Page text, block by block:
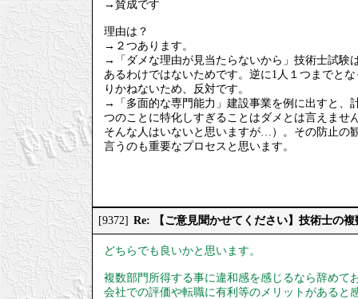
→賛成です
理由は？
→２つあります。
→「ダメな理由が見当たらないから」技術士試験
あるわけではないためです。逆に1人１つまでと
りかねないため、反対です。
→「多面的な専門能力」建設事業を例に出すと、
つのことに特化しすぎることはダメとは言えませ
そんな人はいないと思いますが…）。その防止の
言うのも重要なプロセスと思います。
[9372] Re: 【ご意見聞かせてください】技術士の
どちらでも良いかと思います。
複数部門所得する事に違和感を感じるなら辞めて
会社での評価や転職に有利等のメリットがあると